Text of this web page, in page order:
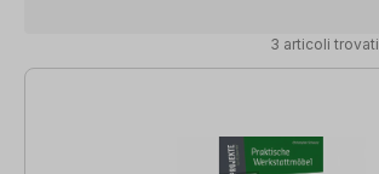
3 articoli trovati
3 articoli trovati